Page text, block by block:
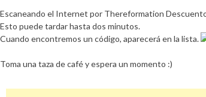
Escaneando el Internet por Thereformation
Esto puede tardar hasta dos minutos.
Cuando encontremos un código, aparecerá en la lista.
Toma una taza de café y espera un momento :)